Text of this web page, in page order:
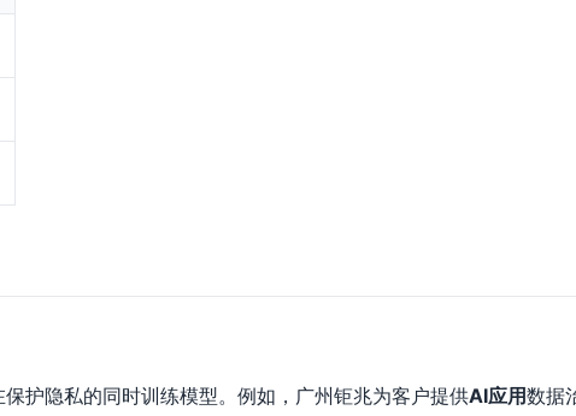
护隐私的同时训练模型。例如，广州钜兆为客户提供AI应用数据